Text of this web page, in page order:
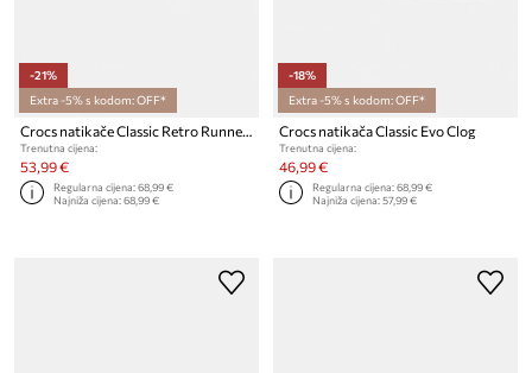
-21%
Extra -5% s kodom: OFF*
Trenutna cijena:
53,99 €
Regularna cijena:68,99 €
Najniža cijena:68,99 €
-18%
Extra -5% s kodom: OFF*
Crocs natikača Classic Evo Clog
Trenutna cijena:
46,99 €
Regularna cijena:68,99 €
Najniža cijena:57,99 €